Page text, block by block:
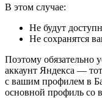
В этом случае:
Не будут
Не сохранятся
Поэтому обязательно
аккаунт Яндекса —
с вашим профилем в
основной профиль со